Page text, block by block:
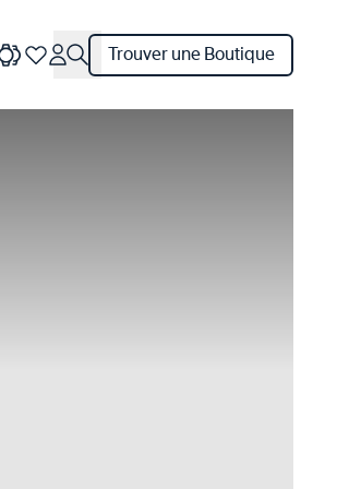
Trouver une Boutique